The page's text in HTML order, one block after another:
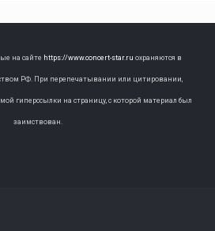
на сайте https://www.concert-star.ru охраняются в
РФ. При перепечатывании или цитировании,
гиперссылки на страницу, с которой материал был
заимствован.